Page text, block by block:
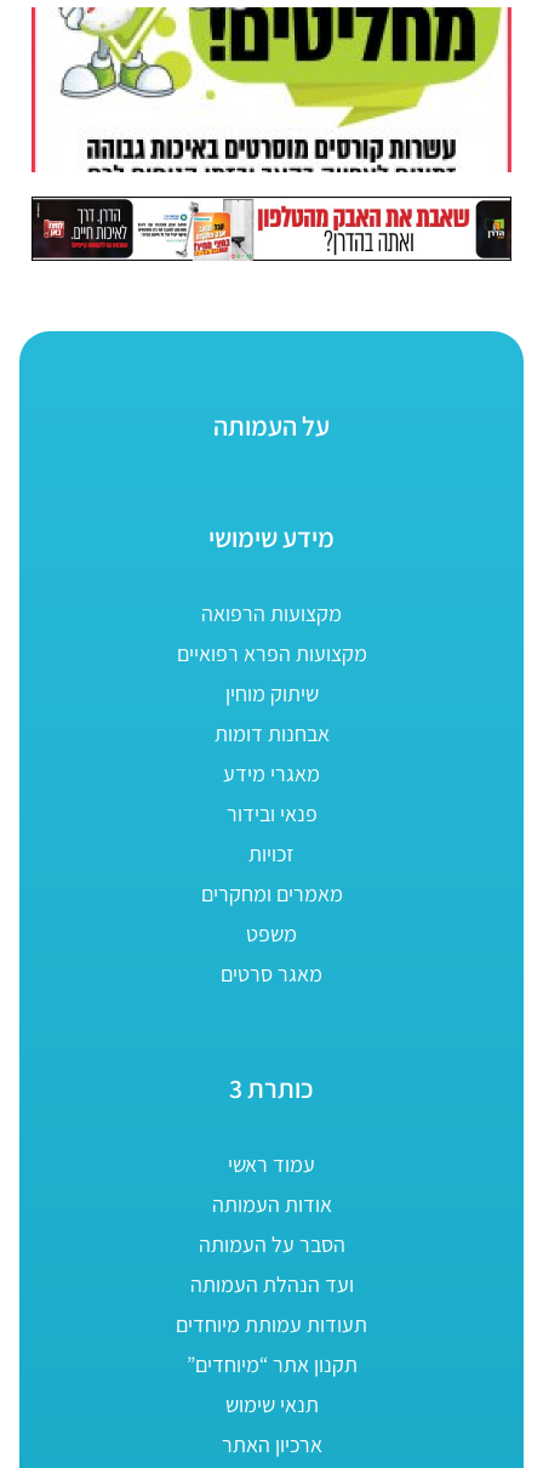
על העמותה
מידע שימושי
מקצועות הרפואה
מקצועות הפרא רפואיים
שיתוק מוחין
אבחנות דומות
מאגרי מידע
פנאי ובידור
זכויות
מאמרים ומחקרים
משפט
מאגר סרטים
כותרת 3
עמוד ראשי
אודות העמותה
הסבר על העמותה
ועד הנהלת העמותה
תעודות עמותת מיוחדים
תקנון אתר “מיוחדים”
תנאי שימוש
ארכיון האתר